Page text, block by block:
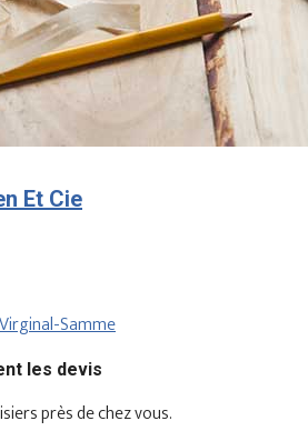
Et Cie
Samme
les devis
près de chez vous.